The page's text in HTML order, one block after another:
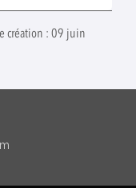
création : 09 juin